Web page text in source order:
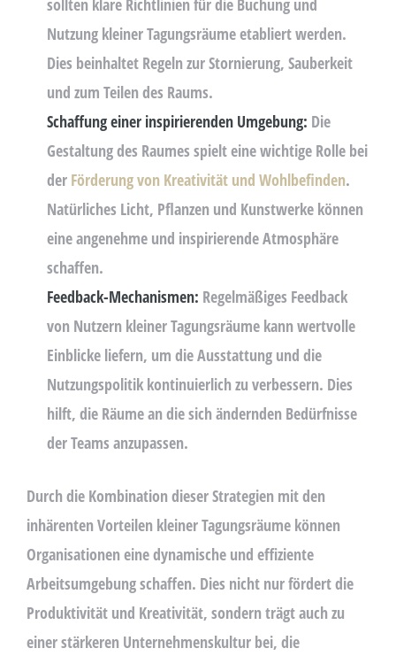
sollten klare Richtlinien für die Buchung und
Nutzung kleiner Tagungsräume etabliert werden.
Dies beinhaltet Regeln zur Stornierung, Sauberkeit
und zum Teilen des Raums.
Schaffung einer inspirierenden Umgebung: Die
Gestaltung des Raumes spielt eine wichtige Rolle bei
der Förderung von Kreativität und Wohlbefinden.
Natürliches Licht, Pflanzen und Kunstwerke können
eine angenehme und inspirierende Atmosphäre
schaffen.
Feedback-Mechanismen: Regelmäßiges Feedback
von Nutzern kleiner Tagungsräume kann wertvolle
Einblicke liefern, um die Ausstattung und die
Nutzungspolitik kontinuierlich zu verbessern. Dies
hilft, die Räume an die sich ändernden Bedürfnisse
der Teams anzupassen.
Durch die Kombination dieser Strategien mit den
inhärenten Vorteilen kleiner Tagungsräume können
Organisationen eine dynamische und effiziente
Arbeitsumgebung schaffen. Dies nicht nur fördert die
Produktivität und Kreativität, sondern trägt auch zu
einer stärkeren Unternehmenskultur bei, die